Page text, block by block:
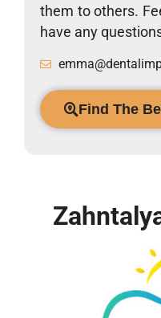
them to others.
have any
Find The